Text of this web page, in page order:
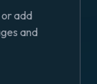
add
and